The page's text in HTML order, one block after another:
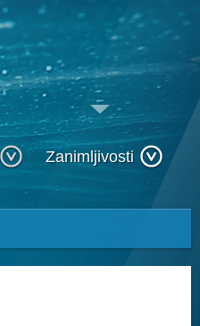
Zanimljivosti